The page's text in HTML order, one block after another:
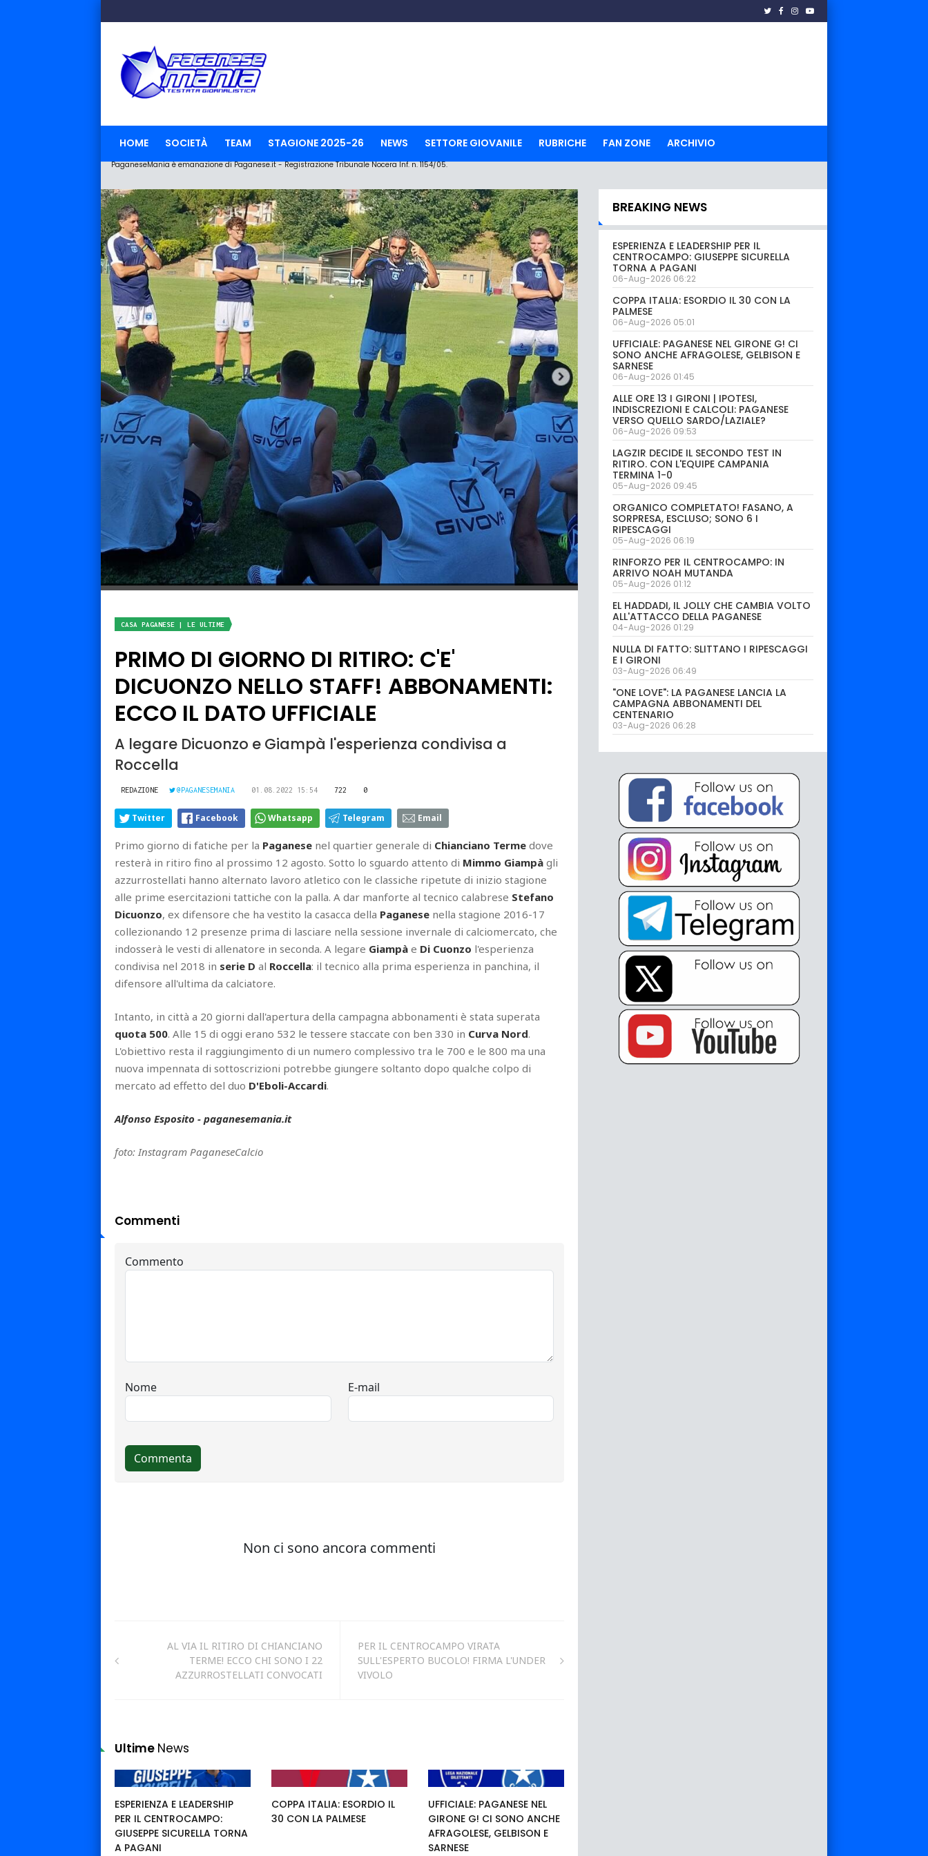
HOME SOCIETÀ TEAM STAGIONE 2025-26 NEWS SETTORE GIOVANILE RUBRICHE FAN ZONE ARCHIVIO
PaganeseMania è emanazione di Paganese.it - Registrazione Tribunale Nocera Inf. n. 1154/05.
CASA PAGANESE | LE ULTIME
PRIMO DI GIORNO DI RITIRO: C'E'
DICUONZO NELLO STAFF! ABBONAMENTI:
ECCO IL DATO UFFICIALE
A legare Dicuonzo e Giampà l'esperienza condivisa a
Roccella
REDAZIONE @PAGANESEMANIA 01.08.2022 15:54 722 0
Twitter Facebook Whatsapp Telegram Email
Primo giorno di fatiche per la Paganese nel quartier generale di Chianciano Terme dove
resterà in ritiro fino al prossimo 12 agosto. Sotto lo sguardo attento di Mimmo Giampà gli
azzurrostellati hanno alternato lavoro atletico con le classiche ripetute di inizio stagione
alle prime esercitazioni tattiche con la palla. A dar manforte al tecnico calabrese Stefano
Dicuonzo, ex difensore che ha vestito la casacca della Paganese nella stagione 2016-17
collezionando 12 presenze prima di lasciare nella sessione invernale di calciomercato, che
indosserà le vesti di allenatore in seconda. A legare Giampà e Di Cuonzo l'esperienza
condivisa nel 2018 in serie D al Roccella: il tecnico alla prima esperienza in panchina, il
difensore all'ultima da calciatore.
Intanto, in città a 20 giorni dall'apertura della campagna abbonamenti è stata superata
quota 500. Alle 15 di oggi erano 532 le tessere staccate con ben 330 in Curva Nord.
L'obiettivo resta il raggiungimento di un numero complessivo tra le 700 e le 800 ma una
nuova impennata di sottoscrizioni potrebbe giungere soltanto dopo qualche colpo di
mercato ad effetto del duo D'Eboli-Accardi.
Alfonso Esposito - paganesemania.it
foto: Instagram PaganeseCalcio
Commenti
AL VIA IL RITIRO DI CHIANCIANO
TERME! ECCO CHI SONO I 22
AZZURROSTELLATI CONVOCATI
PER IL CENTROCAMPO VIRATA
SULL'ESPERTO BUCOLO! FIRMA L'UNDER
VIVOLO
Ultime News
ESPERIENZA E LEADERSHIP
PER IL CENTROCAMPO:
GIUSEPPE SICURELLA TORNA
A PAGANI
COPPA ITALIA: ESORDIO IL
30 CON LA PALMESE
UFFICIALE: PAGANESE NEL
GIRONE G! CI SONO ANCHE
AFRAGOLESE, GELBISON E
SARNESE
BREAKING NEWS
ESPERIENZA E LEADERSHIP PER IL
CENTROCAMPO: GIUSEPPE SICURELLA
TORNA A PAGANI
06-Aug-2026 06:22
COPPA ITALIA: ESORDIO IL 30 CON LA
PALMESE
06-Aug-2026 05:01
UFFICIALE: PAGANESE NEL GIRONE G! CI
SONO ANCHE AFRAGOLESE, GELBISON E
SARNESE
06-Aug-2026 01:45
ALLE ORE 13 I GIRONI | IPOTESI,
INDISCREZIONI E CALCOLI: PAGANESE
VERSO QUELLO SARDO/LAZIALE?
06-Aug-2026 09:53
LAGZIR DECIDE IL SECONDO TEST IN
RITIRO. CON L'EQUIPE CAMPANIA
TERMINA 1-0
05-Aug-2026 09:45
ORGANICO COMPLETATO! FASANO, A
SORPRESA, ESCLUSO; SONO 6 I
RIPESCAGGI
05-Aug-2026 06:19
RINFORZO PER IL CENTROCAMPO: IN
ARRIVO NOAH MUTANDA
05-Aug-2026 01:12
EL HADDADI, IL JOLLY CHE CAMBIA VOLTO
ALL'ATTACCO DELLA PAGANESE
04-Aug-2026 01:29
NULLA DI FATTO: SLITTANO I RIPESCAGGI
E I GIRONI
03-Aug-2026 06:49
"ONE LOVE": LA PAGANESE LANCIA LA
CAMPAGNA ABBONAMENTI DEL
CENTENARIO
03-Aug-2026 06:28